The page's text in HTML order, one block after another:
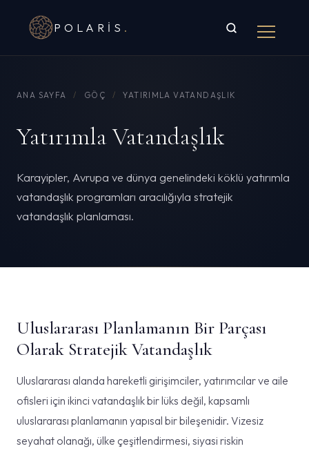
POLARIS .
ANA SAYFA / GÖÇ / YATIRIMLA VATANDAŞLIK
Yatırımla Vatandaşlık
Karayipler, Avrupa ve dünya genelindeki köklü yatırımla
vatandaşlık programları aracılığıyla stratejik
vatandaşlık planlaması.
Uluslararası Planlamanın Bir Parçası
Olarak Stratejik Vatandaşlık
Uluslararası alanda hareketli girişimciler, yatırımcılar ve aile
ofisleri için ikinci vatandaşlık bir lüks değil, kapsamlı
uluslararası planlamanın yapısal bir bileşenidir. Vizesiz
seyahat olanağı, ülke çeşitlendirmesi, siyasi riskin